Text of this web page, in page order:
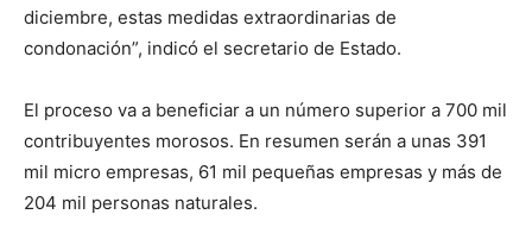
diciembre, estas medidas extraordinarias de
condonación”, indicó el secretario de Estado.
El proceso va a beneficiar a un número superior a 700 mil
contribuyentes morosos. En resumen serán a unas 391
mil micro empresas, 61 mil pequeñas empresas y más de
204 mil personas naturales.